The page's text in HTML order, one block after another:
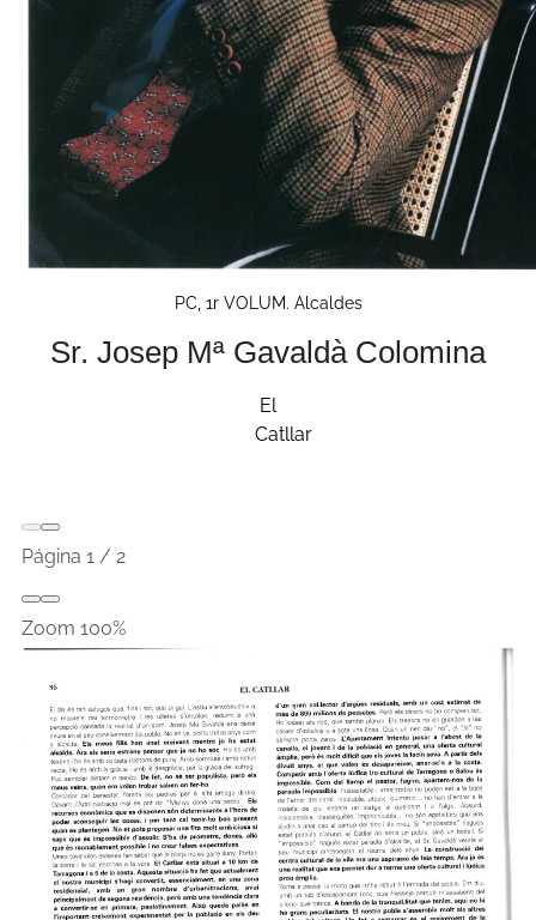
PC, 1r VOLUM. Alcaldes
Sr. Josep Mª Gavaldà Colomina
El
Catllar
Página 1 / 2
Zoom 100%